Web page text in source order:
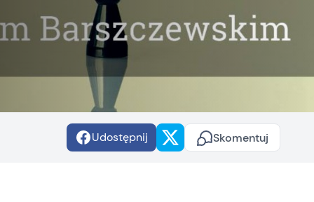
Udostępnij Skomentuj